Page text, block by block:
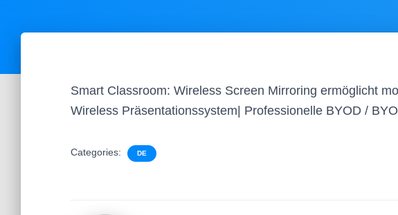
Smart Classroom: Wireless Screen Mirroring ermöglicht
Wireless Präsentationssystem| Professionelle BYOD /
Categories: DE